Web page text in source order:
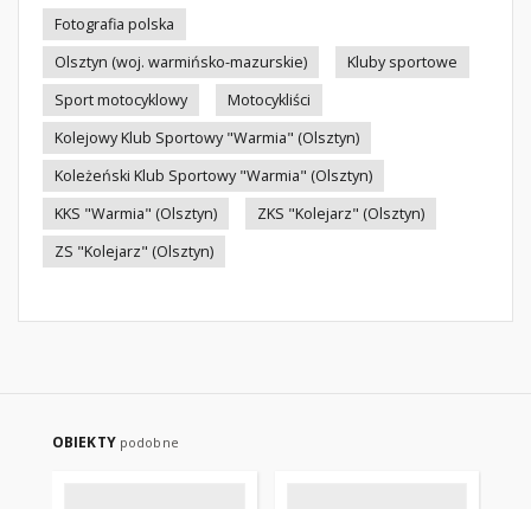
Fotografia polska
Olsztyn (woj. warmińsko-mazurskie)
Kluby sportowe
Sport motocyklowy
Motocykliści
Kolejowy Klub Sportowy "Warmia" (Olsztyn)
Koleżeński Klub Sportowy "Warmia" (Olsztyn)
KKS "Warmia" (Olsztyn)
ZKS "Kolejarz" (Olsztyn)
ZS "Kolejarz" (Olsztyn)
OBIEKTY podobne